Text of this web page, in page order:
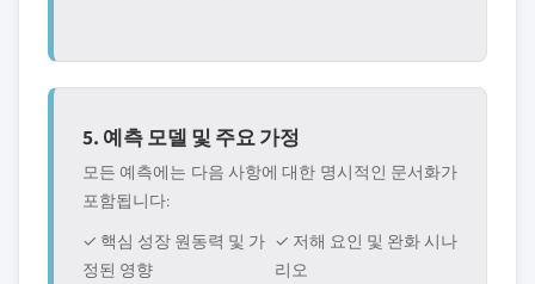
5. 예측 모델 및 주요 가정
모든 예측에는 다음 사항에 대한 명시적인 문서화가
포함됩니다:
✓ 핵심 성장 원동력 및 가
정된 영향
✓ 저해 요인 및 완화 시나
리오